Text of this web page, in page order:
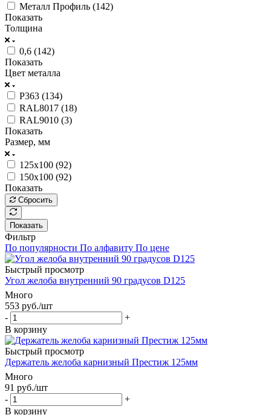
Металл Профиль (142)
Показать
Толщина
0,6 (142)
Показать
Цвет металла
P363 (134)
RAL8017 (18)
RAL9010 (3)
Показать
Размер, мм
125x100 (92)
150x100 (92)
Показать
Сбросить
Показать
Фильтр
По популярности По алфавиту По цене
Быстрый просмотр
Угол желоба внутренний 90 градусов D125
Много
553 руб./шт
-
+
В корзину
Быстрый просмотр
Держатель желоба карнизный Престиж 125мм
Много
91 руб./шт
-
+
В корзину